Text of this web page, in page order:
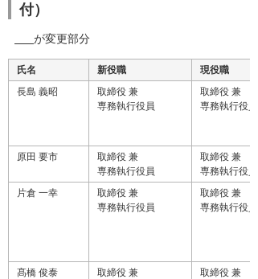
付）
が変更部分
氏名 新役職
現役職
長島 義昭
取締役 兼
専務執行役員
取締役 兼
専務執行役員
原田 要市
取締役 兼
専務執行役員
取締役 兼
専務執行役員
片倉 一幸
取締役 兼
専務執行役員
取締役 兼
専務執行役員
髙橋 俊泰
取締役 兼
取締役 兼